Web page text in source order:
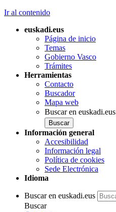
Ir al contenido
euskadi.eus
Página de inicio
Temas
Gobierno Vasco
Trámites
Herramientas
Contacto
Buscador
Mapa web
Buscar en euskadi.eus
Información general
Accesibilidad
Información legal
Política de cookies
Sede Electrónica
Idioma
Buscar en euskadi.eus
Buscar